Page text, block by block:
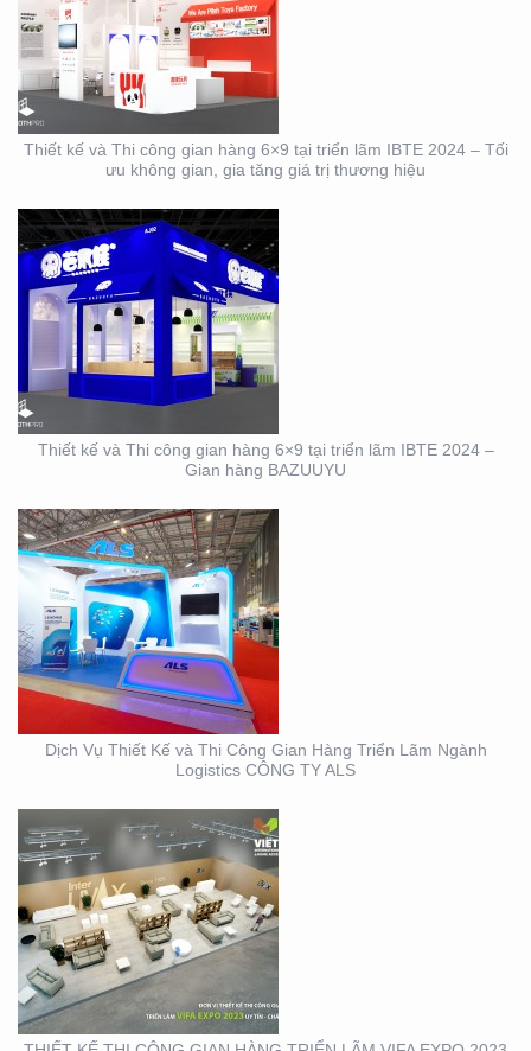
Thiết kế và Thi công gian hàng 6×9 tại triển lãm IBTE 2024 – Tối
ưu không gian, gia tăng giá trị thương hiệu
THIẾT KẾ VÀ THI CÔNG
GIAN HÀNG 6×9 TẠI
TRIỂN LÃM IBTE 2024 –
GIAN HÀNG BAZUUYU
Thiết kế và Thi công gian hàng 6×9 tại triển lãm IBTE 2024 –
Gian hàng BAZUUYU
DỊCH VỤ THIẾT KẾ VÀ
THI CÔNG GIAN HÀNG
TRIỂN LÃM NGÀNH
LOGISTICS CÔNG TY
ALS
Dịch Vụ Thiết Kế và Thi Công Gian Hàng Triển Lãm Ngành
Logistics CÔNG TY ALS
THIẾT KẾ THI CÔNG
GIAN HÀNG TRIỂN LÃM
VIFA EXPO 2023 UY TÍN
– CHẤT LƯỢNG
THIẾT KẾ THI CÔNG
TRỌN GÓI SỰ KIỆN MỸ
PHẨM HÀN QUỐC